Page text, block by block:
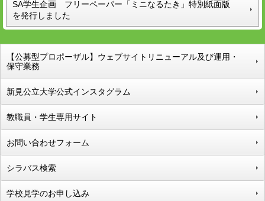
SA学生企画 フリーペーパー「ミニなるたき」特別紙面版
を発行しました
【公募型プロポーザル】ウェブサイトリニューアル及び運用・
保守業務
新見公立大学公式インスタグラム
教職員・学生専用サイト
お問い合わせフォーム
シラバス検索
学校見学のお申し込み